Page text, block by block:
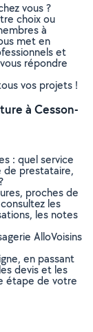
vous ?
choix ou
à
met en
et
répondre
vos projets !
à Cesson-
: quel service
de prestataire,
proches de
les
les notes
AlloVoisins
en passant
devis et les
étape de votre